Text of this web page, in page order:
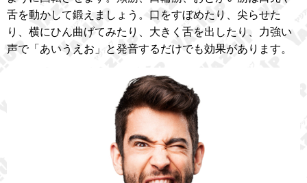
舌を動かして鍛えましょう。口をすぼめたり、尖らせた
り、横にひん曲げてみたり、大きく舌を出したり、力強い
声で「あいうえお」と発音するだけでも効果があります。